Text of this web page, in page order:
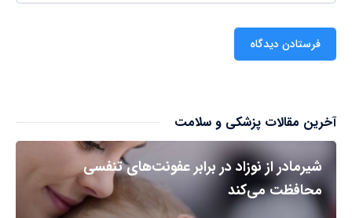
آخرین مقالات پزشکی و سلامت
شیرمادر از نوزاد در برابر عفونت‌های تنفسی
محافظت می‌کند